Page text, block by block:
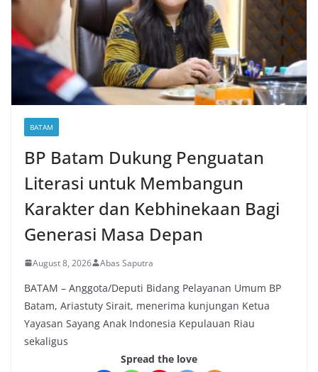
BATAM
BP Batam Dukung Penguatan
Literasi untuk Membangun
Karakter dan Kebhinekaan Bagi
Generasi Masa Depan
August 8, 2026 Abas Saputra
BATAM – Anggota/Deputi Bidang Pelayanan Umum BP
Batam, Ariastuty Sirait, menerima kunjungan Ketua
Yayasan Sayang Anak Indonesia Kepulauan Riau
sekaligus
Spread the love